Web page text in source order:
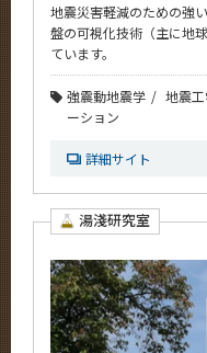
地震災害軽減のための強
盤の可視化技術（主に地
ています。
強震動地震学 地震
ーション
詳細サイト
湯淺研究室